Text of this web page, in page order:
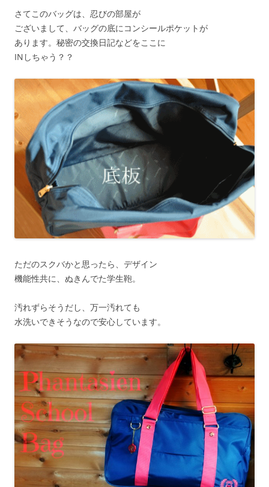
さてこのバッグは、忍びの部屋が
ございまして、バッグの底にコンシールポケットが
あります。秘密の交換日記などをここに
INしちゃう？？
ただのスクバかと思ったら、デザイン
機能性共に、ぬきんでた学生鞄。
汚れずらそうだし、万一汚れても
水洗いできそうなので安心しています。